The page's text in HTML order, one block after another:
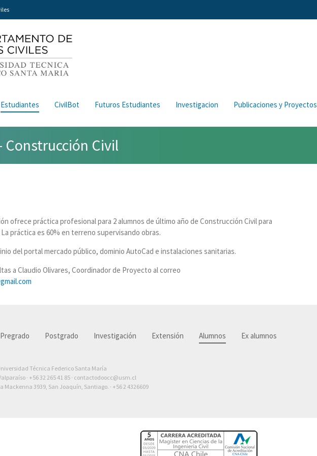
Estudiantes CivilBot Futuros Estudiantes Investigacion Publicaciones y Proyectos
Construcción Civil
ofrece práctica profesional para 2 alumnos de último año de Construcción Civil para
práctica es 60% en terreno supervisando obras.
del portal mercado público, dominio AutoCad e instalaciones sanitarias.
a Claudio Olivares, Coordinador de Proyecto al correo
Pregrado Postgrado Investigación Extensión Alumnos Ex alumnos
Técnica Federico Santa María
· +56 32 265 41 85 · contactodoocc@usm.cl
3939, San Joaquín, Santiago. · +56 2 4326609